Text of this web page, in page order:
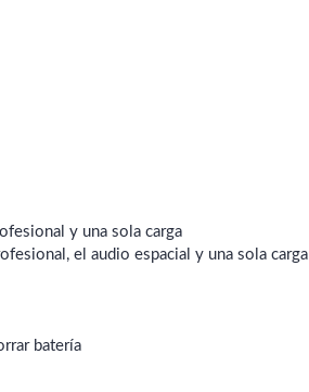
y una sola carga
el audio espacial y una sola carga
batería